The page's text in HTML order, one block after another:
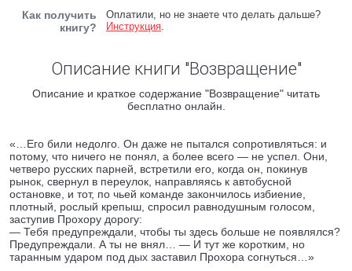
Как получить
книгу?
Оплатили, но не знаете что делать дальше?
Инструкция.
Описание книги "Возвращение"
Описание и краткое содержание "Возвращение" читать
бесплатно онлайн.
«…Его били недолго. Он даже не пытался сопротивляться: и
потому, что ничего не понял, а более всего — не успел. Они,
четверо русских парней, встретили его, когда он, покинув
рынок, свернул в переулок, направляясь к автобусной
остановке, и тот, по чьей команде закончилось избиение,
плотный, рослый крепыш, спросил равнодушным голосом,
заступив Прохору дорогу:
— Тебя предупреждали, чтобы ты здесь больше не появлялся?
Предупреждали. А ты не внял… — И тут же коротким, но
таранным ударом под дых заставил Прохора согнуться…»